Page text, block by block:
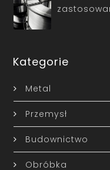
Kategorie
Metal
Przemysł
Budownictwo
Obróbka